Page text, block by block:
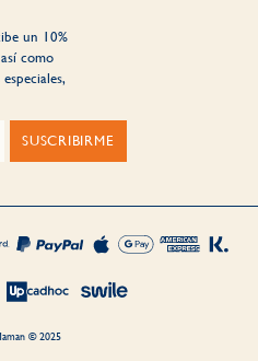
un 10%
como
SUSCRIBIRME
© 2025